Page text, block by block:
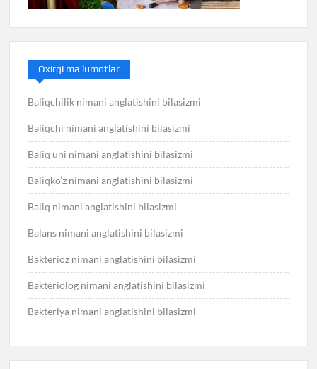
Oxirgi ma’lumotlar
Baliqchilik nimani anglatishini bilasizmi
Baliqchi nimani anglatishini bilasizmi
Baliq uni nimani anglatishini bilasizmi
Baliqko’z nimani anglatishini bilasizmi
Baliq nimani anglatishini bilasizmi
Balans nimani anglatishini bilasizmi
Bakterioz nimani anglatishini bilasizmi
Bakteriolog nimani anglatishini bilasizmi
Bakteriya nimani anglatishini bilasizmi